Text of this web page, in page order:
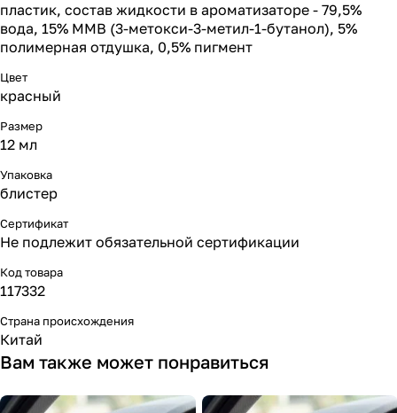
пластик, состав жидкости в ароматизаторе - 79,5%
вода, 15% ММВ (3-метокси-3-метил-1-бутанол), 5%
полимерная отдушка, 0,5% пигмент
Цвет
красный
Размер
12 мл
Упаковка
блистер
Сертификат
Не подлежит обязательной сертификации
Код товара
117332
Страна происхождения
Китай
Вам также может понравиться